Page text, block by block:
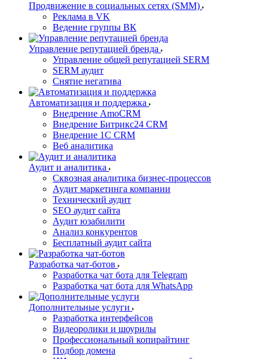
Продвижение в социальных сетях (SMM)
Реклама в VK
Ведение группы ВК
Управление репутацией бренда
Управление общей репутацией SERM
SERM аудит
Снятие негатива
Автоматизация и поддержка
Внедрение AmoCRM
Внедрение Битрикс24 CRM
Внедрение 1C CRM
Веб аналитика
Аудит и аналитика
Сквозная аналитика бизнес-процессов
Аудит маркетинга компании
Технический аудит
SEO аудит сайта
Аудит юзабилити
Анализ конкурентов
Бесплатный аудит сайта
Разработка чат-ботов
Разработка чат бота для Telegram
Разработка чат бота для WhatsApp
Дополнительные услуги
Разработка интерфейсов
Видеоролики и шоурилы
Профессиональный копирайтинг
Подбор домена